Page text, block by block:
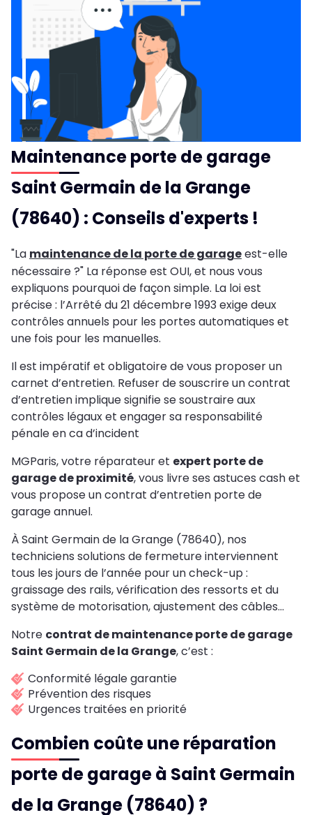
Maintenance porte de garage
Saint Germain de la Grange
(78640) : Conseils d'experts !
"La maintenance de la porte de garageest-elle
nécessaire ?" La réponse est OUI, et nous vous
expliquons pourquoi de façon simple. La loi est
précise : l’Arrêté du 21 décembre 1993 exige deux
contrôles annuels pour les portes automatiques et
une fois pour les manuelles.
Il est impératif et obligatoire de vous proposer un
carnet d’entretien. Refuser de souscrire un contrat
d’entretien implique signifie se soustraire aux
contrôles légaux et engager sa responsabilité
pénale en ca d’incident
MGParis, votre réparateur et expert porte de
garage de proximité, vous livre ses astuces cash et
vous propose un contrat d’entretien porte de
garage annuel.
À Saint Germain de la Grange (78640), nos
techniciens solutions de fermeture interviennent
tous les jours de l’année pour un check-up :
graissage des rails, vérification des ressorts et du
système de motorisation, ajustement des câbles…
Notre contrat de maintenance porte de garage
Saint Germain de la Grange, c’est :
Conformité légale garantie
Prévention des risques
Urgences traitées en priorité
Combien coûte une réparation
porte de garage à Saint Germain
de la Grange (78640) ?